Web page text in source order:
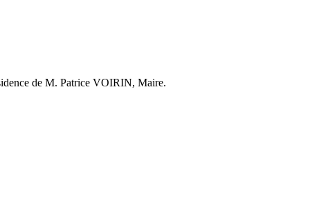
de M. Patrice VOIRIN, Maire.